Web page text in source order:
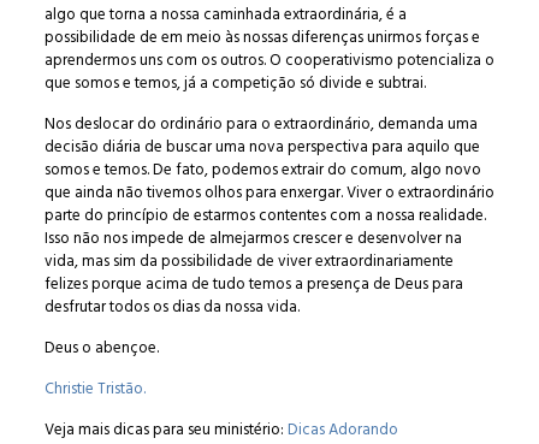
algo que torna a nossa caminhada extraordinária, é a
possibilidade de em meio às nossas diferenças unirmos forças e
aprendermos uns com os outros. O cooperativismo potencializa o
que somos e temos, já a competição só divide e subtrai.
Nos deslocar do ordinário para o extraordinário, demanda uma
decisão diária de buscar uma nova perspectiva para aquilo que
somos e temos. De fato, podemos extrair do comum, algo novo
que ainda não tivemos olhos para enxergar. Viver o extraordinário
parte do princípio de estarmos contentes com a nossa realidade.
Isso não nos impede de almejarmos crescer e desenvolver na
vida, mas sim da possibilidade de viver extraordinariamente
felizes porque acima de tudo temos a presença de Deus para
desfrutar todos os dias da nossa vida.
Deus o abençoe.
Christie Tristão.
Veja mais dicas para seu ministério: Dicas Adorando